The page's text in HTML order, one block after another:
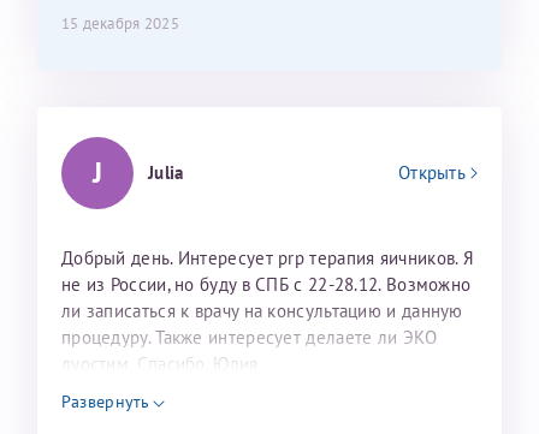
15 декабря 2025
J Julia Открыть
Добрый день. Интересует prp терапия яичников. Я
не из России, но буду в СПБ с 22-28.12. Возможно
ли записаться к врачу на консультацию и данную
процедуру. Также интересует делаете ли ЭКО
дуостим. Спасибо. Юлия
Развернуть